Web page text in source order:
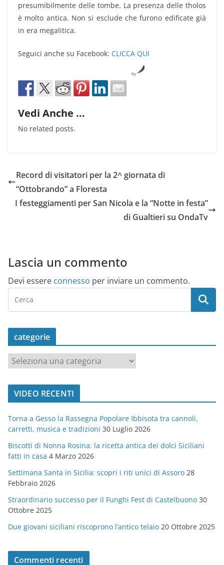
presumibilmente delle tombe. La presenza delle tholos
è molto antica. Non si esclude che furono edificate già
in era megalitica.
Seguici anche su Facebook: CLICCA QUI
by
Vedi Anche ...
No related posts.
Record di visitatori per la 2^ giornata di
“Ottobrando” a Floresta
I festeggiamenti per San Nicola e la “Notte in festa”
di Gualtieri su OndaTv
Lascia un commento
Devi essere connesso per inviare un commento.
categorie
t
o
r
i
e
VIDEO RECENTI
Torna a Gesso la Rassegna Popolare Ibbisota tra cannoli,
carretti, musica e tradizioni 30 Luglio 2026
Biscotti di Nonna Rosina: la ricetta antica dei dolci Siciliani
fatti in casa 4 Marzo 2026
Settimana Santa in Sicilia: scopri i riti unici di Assoro 28
Febbraio 2026
Straordinario successo per il Funghi Fest di Castelbuono 30
Ottobre 2025
Due giovani siciliani riscoprono l’antico telaio 20 Ottobre 2025
Commenti recenti